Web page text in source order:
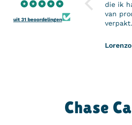
uit 31 beoordelingen
die ik
van
verpakt.
Lorenzo
Chase